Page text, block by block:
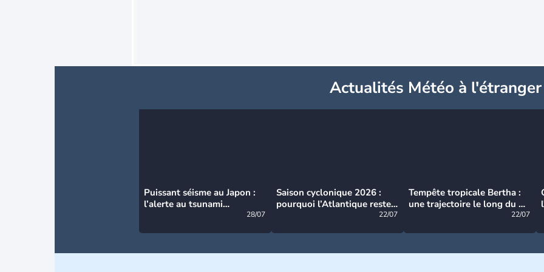
Actualités Météo à l'étranger
Puissant séisme au Japon :
l’alerte au tsunami
28/07
Saison cyclonique 2026 :
pourquoi l’Atlantique reste
22/07
Tempête tropicale Bertha :
une trajectoire le long du du
22/07